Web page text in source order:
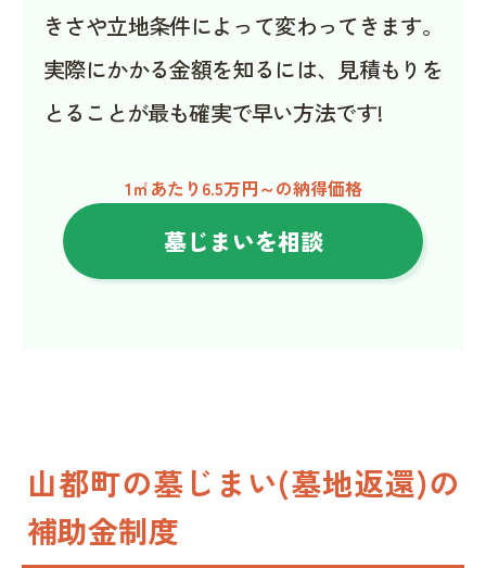
きさや立地条件によって変わってきます。
実際にかかる金額を知るには、見積もりを
とることが最も確実で早い方法です!
1㎡あたり6.5万円～の納得価格
墓じまいを相談
山都町の墓じまい(墓地返還)の
補助金制度